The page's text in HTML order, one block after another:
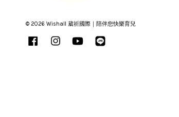
© 2026 Wishall 葳祈國際｜陪伴您快樂育兒
Facebook InstagramYouTube